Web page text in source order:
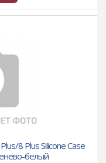
8 Plus Silicone Case
белый